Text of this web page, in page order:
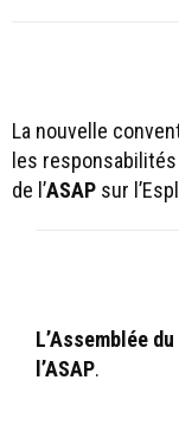
La nouvelle
les
de l’ASAP sur
L’Assemblée
l’ASAP.